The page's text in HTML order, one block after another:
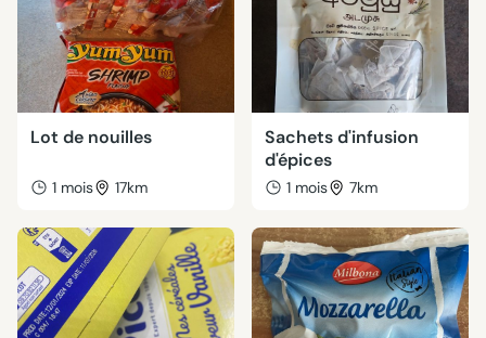
Lot de nouilles
1 mois 17km
Sachets d'infusion
d'épices
1 mois 7km